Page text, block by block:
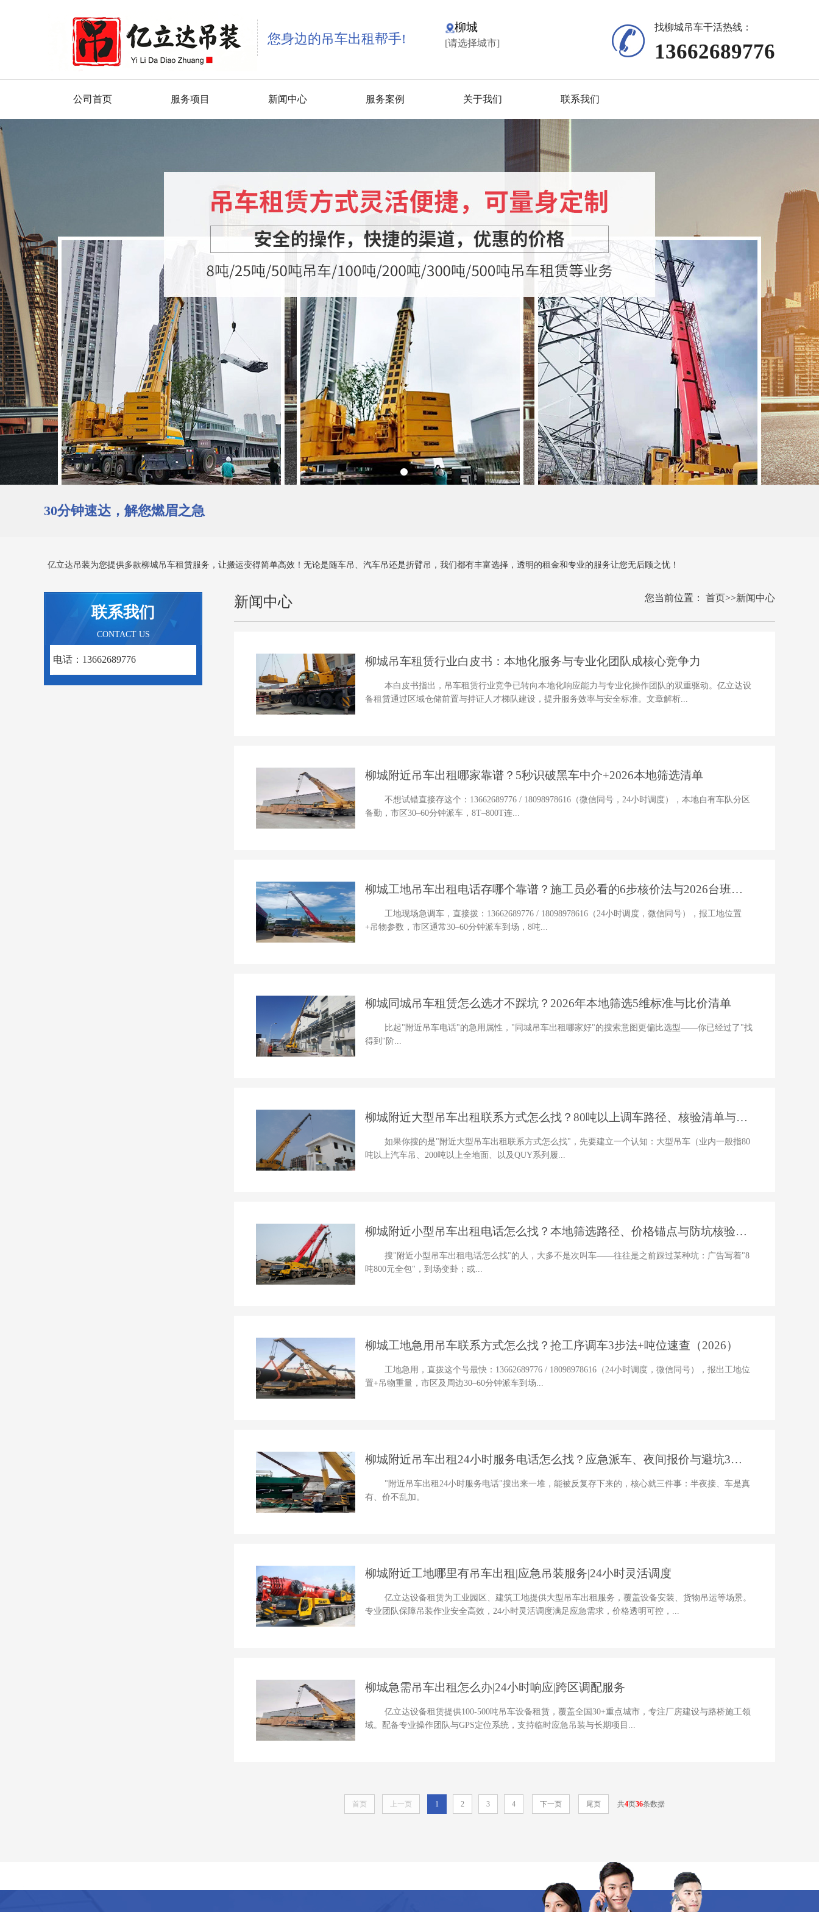
您身边的吊车出租帮手!
柳城
[请选择城市]
找柳城吊车干活热线：
13662689776
公司首页 服务项目 新闻中心 服务案例 关于我们 联系我们
30分钟速达，解您燃眉之急
亿立达吊装为您提供多款柳城吊车租赁服务，让搬运变得简单高效！无论是随车吊、汽车吊还是折臂吊，我们都有丰富选择，透明的租金和专业的服务让您无后顾之忧！
联系我们
CONTACT US
电话：13662689776
新闻中心 您当前位置： 首页>>新闻中心
柳城吊车租赁行业白皮书：本地化服务与专业化团队成核心竞争力
本白皮书指出，吊车租赁行业竞争已转向本地化响应能力与专业化操作团队的双重驱动。亿立达设
备租赁通过区域仓储前置与持证人才梯队建设，提升服务效率与安全标准。文章解析...
柳城附近吊车出租哪家靠谱？5秒识破黑车中介+2026本地筛选清单
不想试错直接存这个：13662689776 / 18098978616（微信同号，24小时调度），本地自有车队分区
备勤，市区30–60分钟派车，8T–800T连...
柳城工地吊车出租电话存哪个靠谱？施工员必看的6步核价法与2026台班价
工地现场急调车，直接拨：13662689776 / 18098978616（24小时调度，微信同号），报工地位置
+吊物参数，市区通常30–60分钟派车到场，8吨...
柳城同城吊车租赁怎么选才不踩坑？2026年本地筛选5维标准与比价清单
比起"附近吊车电话"的急用属性，"同城吊车出租哪家好"的搜索意图更偏比选型——你已经过了"找
得到"阶...
柳城附近大型吊车出租联系方式怎么找？80吨以上调车路径、核验清单与避
如果你搜的是"附近大型吊车出租联系方式怎么找"，先要建立一个认知：大型吊车（业内一般指80
吨以上汽车吊、200吨以上全地面、以及QUY系列履...
柳城附近小型吊车出租电话怎么找？本地筛选路径、价格锚点与防坑核验清
搜"附近小型吊车出租电话怎么找"的人，大多不是次叫车——往往是之前踩过某种坑：广告写着"8
吨800元全包"，到场变卦；或...
柳城工地急用吊车联系方式怎么找？抢工序调车3步法+吨位速查（2026）
工地急用，直拨这个号最快：13662689776 / 18098978616（24小时调度，微信同号），报出工地位
置+吊物重量，市区及周边30–60分钟派车到场...
柳城附近吊车出租24小时服务电话怎么找？应急派车、夜间报价与避坑3要
"附近吊车出租24小时服务电话"搜出来一堆，能被反复存下来的，核心就三件事：半夜接、车是真
有、价不乱加。
柳城附近工地哪里有吊车出租|应急吊装服务|24小时灵活调度
亿立达设备租赁为工业园区、建筑工地提供大型吊车出租服务，覆盖设备安装、货物吊运等场景。
专业团队保障吊装作业安全高效，24小时灵活调度满足应急需求，价格透明可控，...
柳城急需吊车出租怎么办|24小时响应|跨区调配服务
亿立达设备租赁提供100-500吨吊车设备租赁，覆盖全国30+重点城市，专注厂房建设与路桥施工领
域。配备专业操作团队与GPS定位系统，支持临时应急吊装与长期项目...
首页 上一页 1 2 3 4 下一页 尾页 共4页36条数据